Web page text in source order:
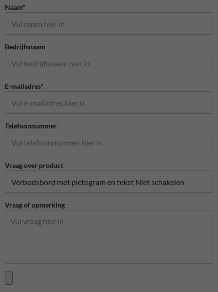
Naam*
Bedrijfsnaam
E-mailadres*
Telefoonnummer
Vraag over product
Vraag of opmerking